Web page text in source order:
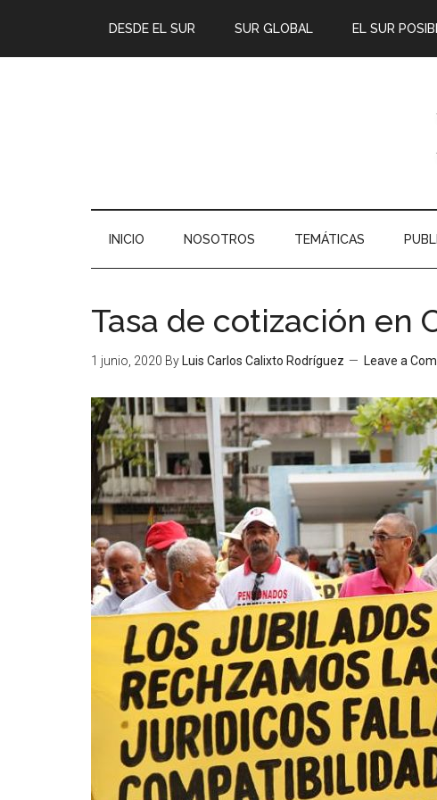
DESDE EL SUR SUR GLOBAL EL SUR
INICIO NOSOTROS TEMÁTICAS
Tasa de cotización en
1 junio, 2020 By Luis Carlos Calixto Rodríguez Leave a